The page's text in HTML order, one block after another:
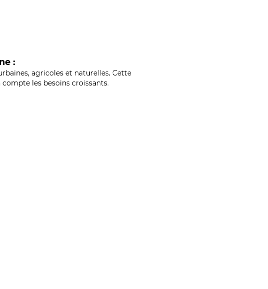
:
agricoles et naturelles. Cette
les besoins croissants.